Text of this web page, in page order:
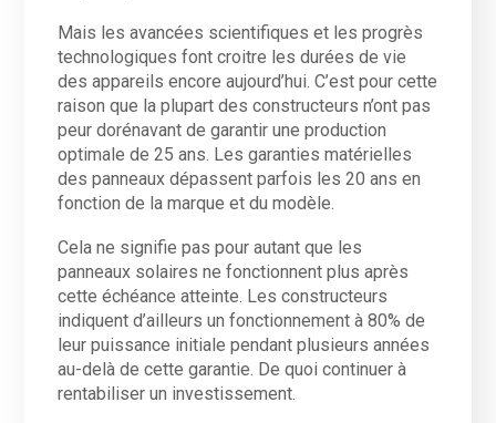
Mais les avancées scientifiques et les progrès
technologiques font croitre les durées de vie
des appareils encore aujourd’hui. C’est pour cette
raison que la plupart des constructeurs n’ont pas
peur dorénavant de garantir une production
optimale de 25 ans. Les garanties matérielles
des panneaux dépassent parfois les 20 ans en
fonction de la marque et du modèle.
Cela ne signifie pas pour autant que les
panneaux solaires ne fonctionnent plus après
cette échéance atteinte. Les constructeurs
indiquent d’ailleurs un fonctionnement à 80% de
leur puissance initiale pendant plusieurs années
au-delà de cette garantie. De quoi continuer à
rentabiliser un investissement.